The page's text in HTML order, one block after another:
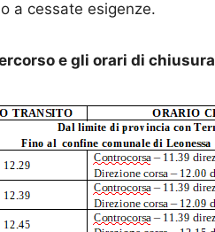
a cessate esigenze.
e gli orari di chiusura